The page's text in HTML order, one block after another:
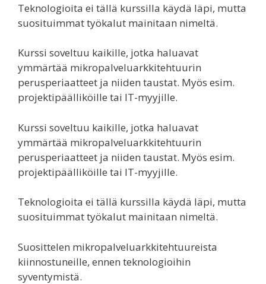
Teknologioita ei tällä kurssilla käydä läpi, mutta
suosituimmat työkalut mainitaan nimeltä.
Kurssi soveltuu kaikille, jotka haluavat
ymmärtää mikropalveluarkkitehtuurin
perusperiaatteet ja niiden taustat. Myös esim.
projektipäälliköille tai IT-myyjille.
Kurssi soveltuu kaikille, jotka haluavat
ymmärtää mikropalveluarkkitehtuurin
perusperiaatteet ja niiden taustat. Myös esim.
projektipäälliköille tai IT-myyjille.
Teknologioita ei tällä kurssilla käydä läpi, mutta
suosituimmat työkalut mainitaan nimeltä.
Suosittelen mikropalveluarkkitehtuureista
kiinnostuneille, ennen teknologioihin
syventymistä.